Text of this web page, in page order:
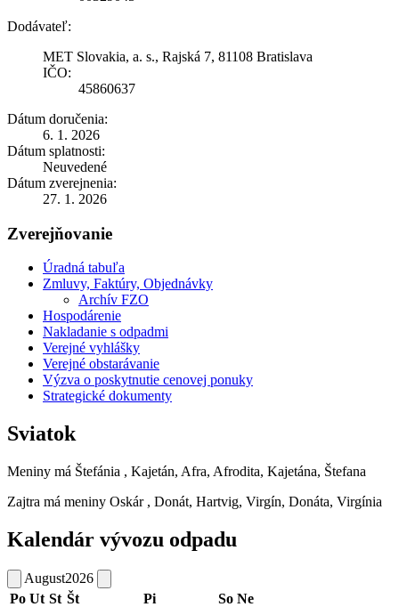
Dodávateľ:
MET Slovakia, a. s., Rajská 7, 81108 Bratislava
IČO:
45860637
Dátum doručenia:
6. 1. 2026
Dátum splatnosti:
Neuvedené
Dátum zverejnenia:
27. 1. 2026
Zverejňovanie
Úradná tabuľa
Zmluvy, Faktúry, Objednávky
Archív FZO
Hospodárenie
Nakladanie s odpadmi
Verejné vyhlášky
Verejné obstarávanie
Výzva o poskytnutie cenovej ponuky
Strategické dokumenty
Sviatok
Meniny má Štefánia , Kajetán, Afra, Afrodita, Kajetána, Štefana
Zajtra má meniny Oskár , Donát, Hartvig, Virgín, Donáta, Virgínia
Kalendár vývozu odpadu
August2026
Po Ut St Št Pi So Ne